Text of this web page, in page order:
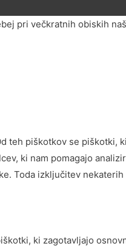
pri večkratnih obiskih
piškotkov se piškotki,
ki nam pomagajo
Toda izključitev
ki zagotavljajo